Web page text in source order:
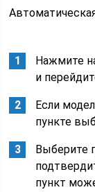
Нажмите
и
Если
пункте
Выберите
пункт